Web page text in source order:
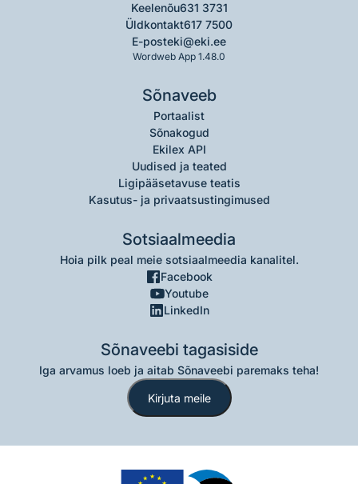
Keelenõu631 3731
Üldkontakt617 7500
E-posteki@eki.ee
Wordweb App 1.48.0
Sõnaveeb
Portaalist
Sõnakogud
Ekilex API
Uudised ja teated
Ligipääsetavuse teatis
Kasutus- ja privaatsustingimused
Sotsiaalmeedia
Hoia pilk peal meie sotsiaalmeedia kanalitel.
Facebook
Youtube
LinkedIn
Sõnaveebi tagasiside
Iga arvamus loeb ja aitab Sõnaveebi paremaks teha!
Kirjuta meile